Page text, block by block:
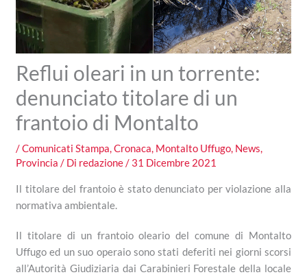
Reflui oleari in un torrente:
denunciato titolare di un
frantoio di Montalto
/Comunicati Stampa,Cronaca, Montalto Uffugo, News,
Provincia / Di redazione/ 31 Dicembre 2021
Il titolare del frantoio è stato denunciato per violazione alla
normativa ambientale.
Il titolare di un frantoio oleario del comune di Montalto
Uffugo ed un suo operaio sono stati deferiti nei giorni scorsi
all’Autorità Giudiziaria dai Carabinieri Forestale della locale